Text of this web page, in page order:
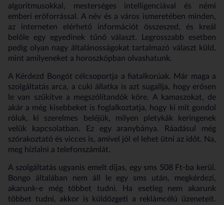
algoritmusokkal, mesterséges intelligenciával és némi
emberi erőforrással. A név és a város ismeretében minden,
az interneten elérhető információt összeszed, és kreál
belőle egy egyedinek tűnő választ. Legrosszabb esetben
pedig olyan nagy általánosságokat tartalmazó választ küld,
mint amilyeneket a horoszkópban olvashatunk.
A Kérdezd Bongót célcsoportja a fiatalkorúak. Már maga a
szolgáltatás arca, a cuki állatka is azt sugallja, hogy erősen
le van szűkítve a megszólítandók köre. A kamaszokat, de
akár a még kisebbeket is foglalkoztatja, hogy ki mit gondol
róluk, ki szerelmes beléjük, milyen pletykák keringenek
velük kapcsolatban. Ez egy aranybánya. Ráadásul még
szórakoztató és vicces is, amivel jól el lehet ütni az időt. Na,
meg hízlalni a telefonszámlát.
A szolgáltatás ugyanis emelt díjas, egy sms 508 Ft-ba kerül.
Bongo általában nem áll le egy sms után, megkérdezi,
akarunk-e még többet tudni. Ha esetleg nem akarunk
többet tudni, akkor is küldözgeti a reklámcélú üzeneteit.